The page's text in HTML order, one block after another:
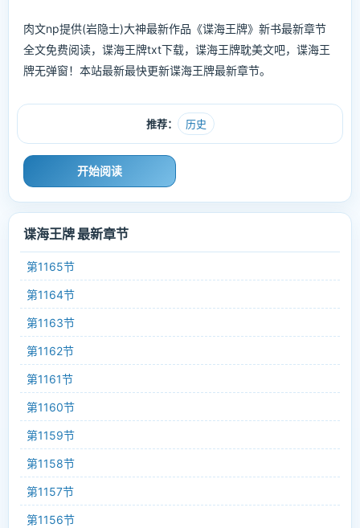
肉文np提供(岩隐士)大神最新作品《谍海王牌》新书最新章节
全文免费阅读，谍海王牌txt下载，谍海王牌耽美文吧，谍海王
牌无弹窗！本站最新最快更新谍海王牌最新章节。
推荐： 历史
开始阅读
谍海王牌 最新章节
第1165节
第1164节
第1163节
第1162节
第1161节
第1160节
第1159节
第1158节
第1157节
第1156节